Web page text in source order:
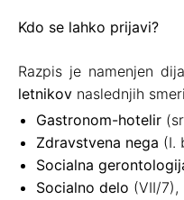
Kdo se lahko prijavi?
Razpis je namenjen
letnikov naslednjih
Gastronom-hotelir
Zdravstvena nega (I.
Socialna
Socialno delo (VII/7),